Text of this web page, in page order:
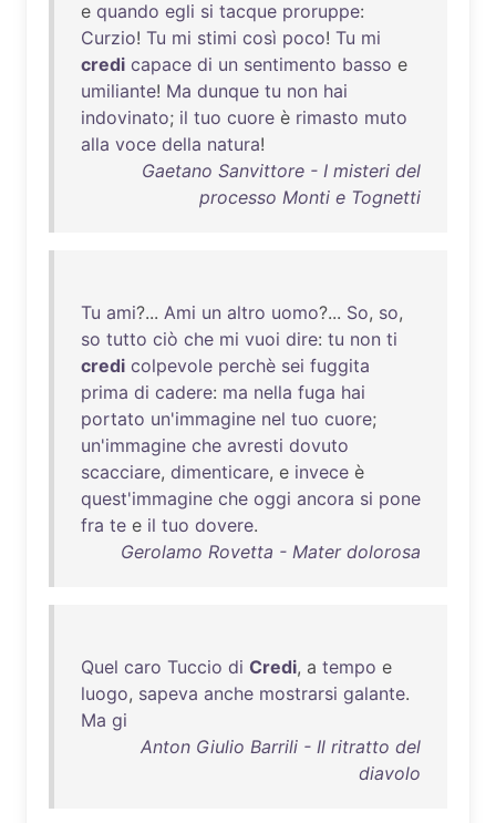
e quando egli si tacque proruppe:
Curzio! Tu mi stimi così poco! Tu mi
credi capace di un sentimento basso e
umiliante! Ma dunque tu non hai
indovinato; il tuo cuore è rimasto muto
alla voce della natura!
Gaetano Sanvittore - I misteri del
processo Monti e Tognetti
Tu ami?... Ami un altro uomo?... So, so,
so tutto ciò che mi vuoi dire: tu non ti
credi colpevole perchè sei fuggita
prima di cadere: ma nella fuga hai
portato un'immagine nel tuo cuore;
un'immagine che avresti dovuto
scacciare, dimenticare, e invece è
quest'immagine che oggi ancora si pone
fra te e il tuo dovere.
Gerolamo Rovetta - Mater dolorosa
Quel caro Tuccio di Credi, a tempo e
luogo, sapeva anche mostrarsi galante.
Ma gi
Anton Giulio Barrili - Il ritratto del
diavolo